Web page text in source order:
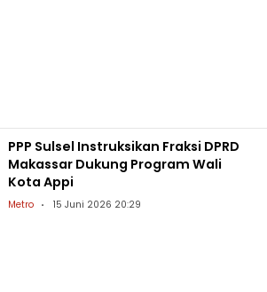
PPP Sulsel Instruksikan Fraksi DPRD
Makassar Dukung Program Wali
Kota Appi
Metro 15 Juni 2026 20:29